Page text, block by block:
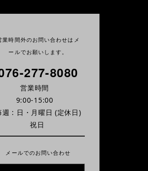
業時間外のお問い合わせはメ
ールでお願いします。
277-8080
営業時間
9:00-15:00
週 : 日・月曜日 (定休日)
祝日
メールでのお問い合わせ